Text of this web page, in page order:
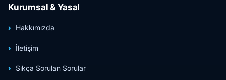
Kurumsal & Yasal
Hakkımızda
İletişim
Sıkça Sorulan Sorular